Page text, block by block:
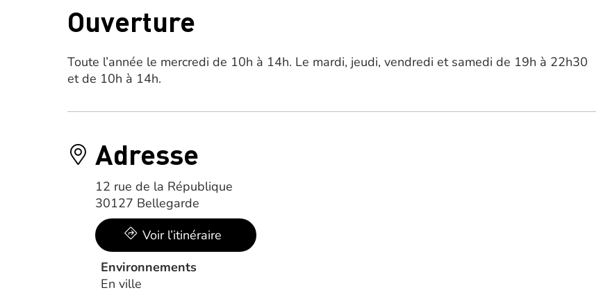
Ouverture
Toute l’année le mercredi de 10h à 14h. Le mardi, jeudi, vendredi et samedi de 19h à 22h30
et de 10h à 14h.
Adresse
12 rue de la République
30127 Bellegarde
Voir l’itinéraire
Environnements
En ville